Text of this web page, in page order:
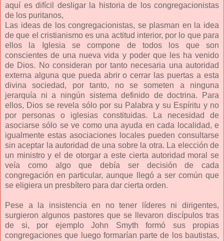
aquí es difícil desligar la historia de los congregacionistas
de los puritanos,
Las ideas de los congregacionistas, se plasman en la idea
de que el cristianismo es una actitud interior, por lo que para
ellos la Iglesia se compone de todos los que son
conscientes de una nueva vida y poder que les ha venido
de Dios. No consideran por tanto necesaria una autoridad
externa alguna que pueda abrir o cerrar las puertas a esta
divina sociedad, por tanto, no se someten a ninguna
jerarquía ni a ningún sistema definido de doctrina. Para
ellos, Dios se revela sólo por su Palabra y su Espíritu y no
por personas o iglesias constituidas. La necesidad de
asociarse sólo se ve como una ayuda en cada localidad, e
igualmente estas asociaciones locales pueden consultarse
sin aceptar la autoridad de una sobre la otra. La elección de
un ministro y el de otorgar a este cierta autoridad moral se
veía como algo que debía ser decisión de cada
congregación en particular, aunque llegó a ser común que
se eligiera un presbítero para dar cierta orden.
Pese a la insistencia en no tener líderes ni dirigentes,
surgieron algunos pastores que se llevaron discípulos tras
de si, por ejemplo John Smyth formó sus propias
congregaciones que luego formarían parte de los bautistas,